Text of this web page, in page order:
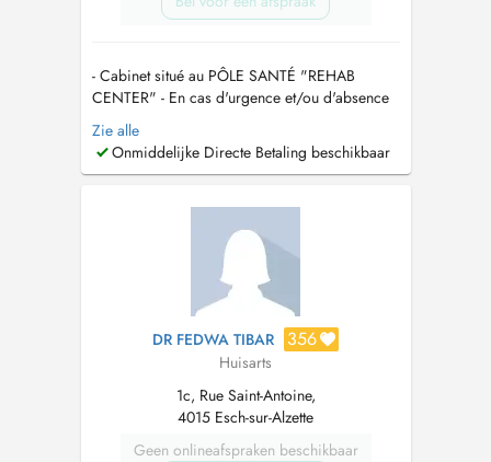
- Cabinet situé au PÔLE SANTÉ "REHAB
CENTER" - En cas d'urgence et/ou d'absence
de disponibilité en ligne, veuillez contacter le
(00352) 20 26 31 24. Pour une demande de
visite à domicile, contactez le (00352) 20 26
payant (PID) - Langues parlées: fran...
Zie alle
Onmiddelijke Directe Betaling beschikbaar
DR FEDWA TIBAR 356
Huisarts
1c, Rue Saint-Antoine,
4015 Esch-sur-Alzette
Geen onlineafspraken beschikbaar